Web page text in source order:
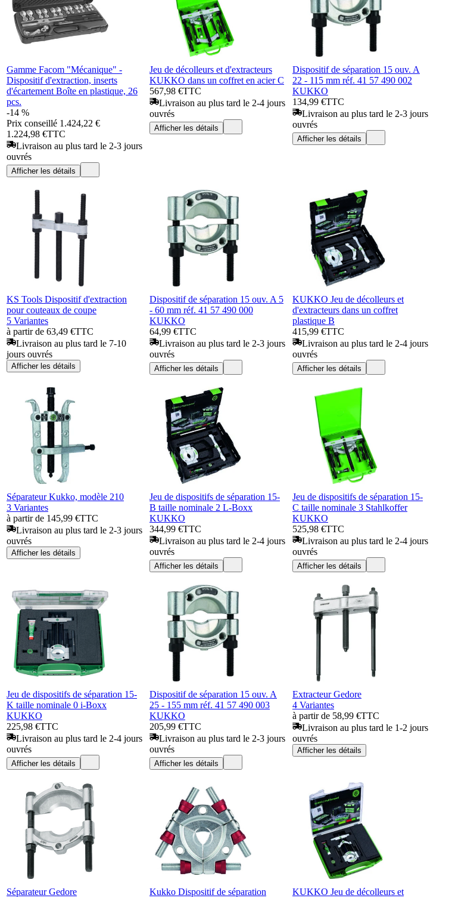
Gamme Facom "Mécanique" -
Dispositif d'extraction, inserts
d'écartement Boîte en plastique, 26
pcs.
-14 %
Prix conseillé 1.424,22 €
1.224,98 €TTC
Livraison au plus tard le 2-3 jours
ouvrés
Afficher les détails
Jeu de décolleurs et d'extracteurs
KUKKO dans un coffret en acier C
567,98 €TTC
Livraison au plus tard le 2-4 jours
ouvrés
Afficher les détails
Dispositif de séparation 15 ouv. A
22 - 115 mm réf. 41 57 490 002
KUKKO
134,99 €TTC
Livraison au plus tard le 2-3 jours
ouvrés
Afficher les détails
KS Tools Dispositif d'extraction
pour couteaux de coupe
5 Variantes
à partir de 63,49 €TTC
Livraison au plus tard le 7-10
jours ouvrés
Afficher les détails
Dispositif de séparation 15 ouv. A 5
- 60 mm réf. 41 57 490 000
KUKKO
64,99 €TTC
Livraison au plus tard le 2-3 jours
ouvrés
Afficher les détails
KUKKO Jeu de décolleurs et
d'extracteurs dans un coffret
plastique B
415,99 €TTC
Livraison au plus tard le 2-4 jours
ouvrés
Afficher les détails
Séparateur Kukko, modèle 210
3 Variantes
à partir de 145,99 €TTC
Livraison au plus tard le 2-3 jours
ouvrés
Afficher les détails
Jeu de dispositifs de séparation 15-
B taille nominale 2 L-Boxx
KUKKO
344,99 €TTC
Livraison au plus tard le 2-4 jours
ouvrés
Afficher les détails
Jeu de dispositifs de séparation 15-
C taille nominale 3 Stahlkoffer
KUKKO
525,98 €TTC
Livraison au plus tard le 2-4 jours
ouvrés
Afficher les détails
Jeu de dispositifs de séparation 15-
K taille nominale 0 i-Boxx
KUKKO
225,98 €TTC
Livraison au plus tard le 2-4 jours
ouvrés
Afficher les détails
Dispositif de séparation 15 ouv. A
25 - 155 mm réf. 41 57 490 003
KUKKO
205,99 €TTC
Livraison au plus tard le 2-3 jours
ouvrés
Afficher les détails
Extracteur Gedore
4 Variantes
à partir de 58,99 €TTC
Livraison au plus tard le 1-2 jours
ouvrés
Afficher les détails
Séparateur Gedore
Kukko Dispositif de séparation
KUKKO Jeu de décolleurs et